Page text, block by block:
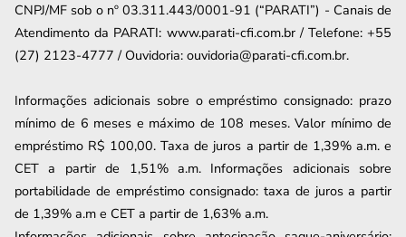
CNPJ/MF sob o nº 03.311.443/0001-91 (“PARATI”) - Canais de
Atendimento da PARATI: www.parati-cfi.com.br / Telefone: +55
(27) 2123-4777 / Ouvidoria: ouvidoria@parati-cfi.com.br.
Informações adicionais sobre o empréstimo consignado: prazo
mínimo de 6 meses e máximo de 108 meses. Valor mínimo de
empréstimo R$ 100,00. Taxa de juros a partir de 1,39% a.m. e
CET a partir de 1,51% a.m. Informações adicionais sobre
portabilidade de empréstimo consignado: taxa de juros a partir
de 1,39% a.m e CET a partir de 1,63% a.m.